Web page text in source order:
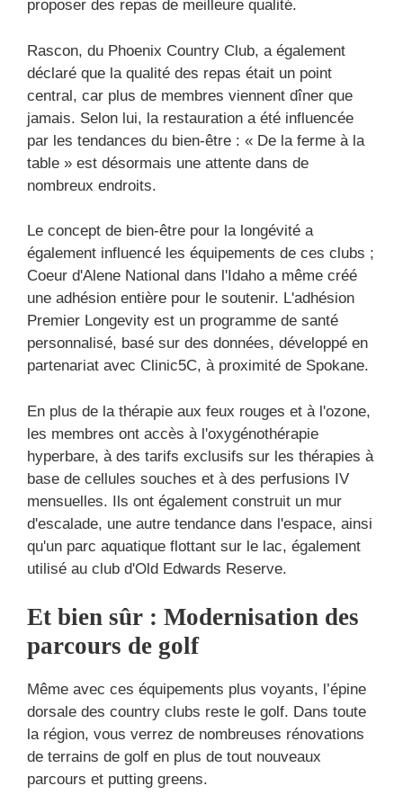
proposer des repas de meilleure qualité.
Rascon, du Phoenix Country Club, a également
déclaré que la qualité des repas était un point
central, car plus de membres viennent dîner que
jamais. Selon lui, la restauration a été influencée
par les tendances du bien-être : « De la ferme à la
table » est désormais une attente dans de
nombreux endroits.
Le concept de bien-être pour la longévité a
également influencé les équipements de ces clubs ;
Coeur d'Alene National dans l'Idaho a même créé
une adhésion entière pour le soutenir. L'adhésion
Premier Longevity est un programme de santé
personnalisé, basé sur des données, développé en
partenariat avec Clinic5C, à proximité de Spokane.
En plus de la thérapie aux feux rouges et à l'ozone,
les membres ont accès à l'oxygénothérapie
hyperbare, à des tarifs exclusifs sur les thérapies à
base de cellules souches et à des perfusions IV
mensuelles. Ils ont également construit un mur
d'escalade, une autre tendance dans l'espace, ainsi
qu'un parc aquatique flottant sur le lac, également
utilisé au club d'Old Edwards Reserve.
Et bien sûr : Modernisation des
parcours de golf
Même avec ces équipements plus voyants, l’épine
dorsale des country clubs reste le golf. Dans toute
la région, vous verrez de nombreuses rénovations
de terrains de golf en plus de tout nouveaux
parcours et putting greens.